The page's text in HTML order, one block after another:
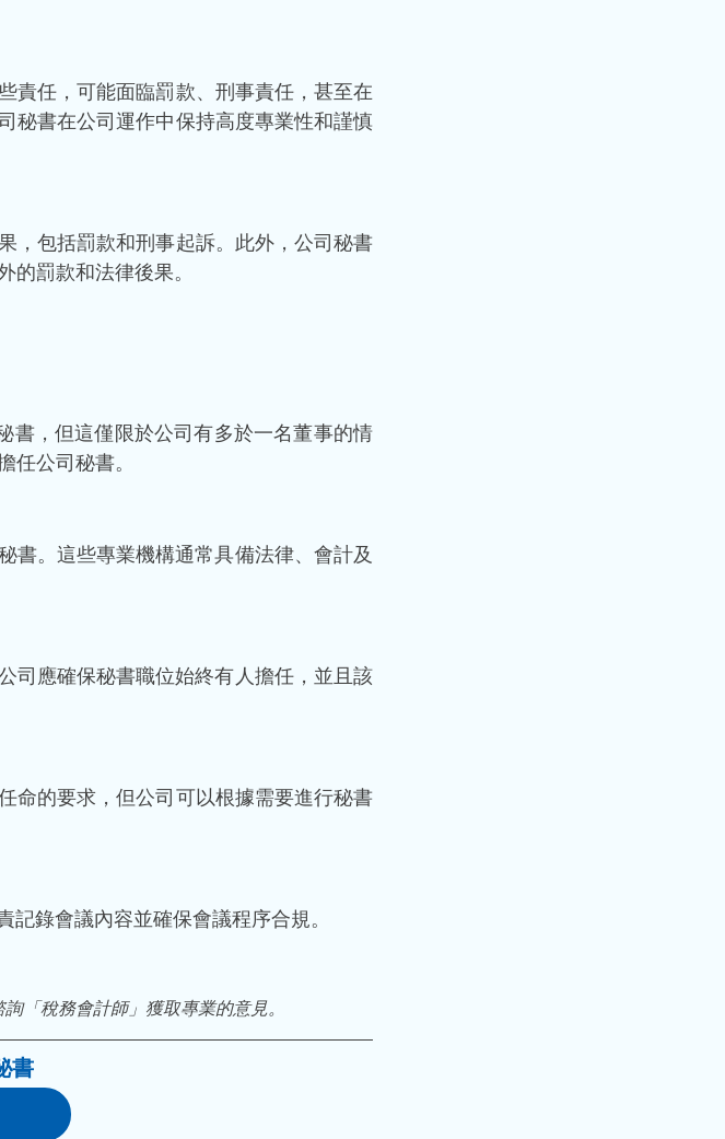
責任，可能面臨罰款、刑事責任，甚至在
秘書在公司運作中保持高度專業性和謹慎
，包括罰款和刑事起訴。此外，公司秘書
的罰款和法律後果。
書，但這僅限於公司有多於一名董事的情
任公司秘書。
書。這些專業機構通常具備法律、會計及
司應確保秘書職位始終有人擔任，並且該
命的要求，但公司可以根據需要進行秘書
錄會議內容並確保會議程序合規。
「稅務會計師」獲取專業的意見。
書